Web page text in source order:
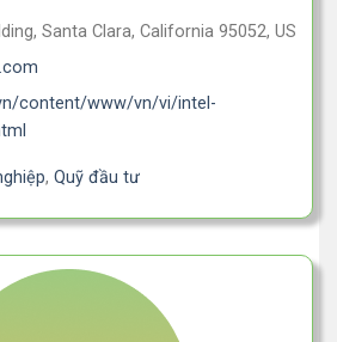
Santa Clara, California 95052, US
content/www/vn/vi/intel-
, Quỹ đầu tư